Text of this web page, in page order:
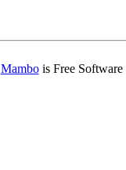
Mambois Free Software